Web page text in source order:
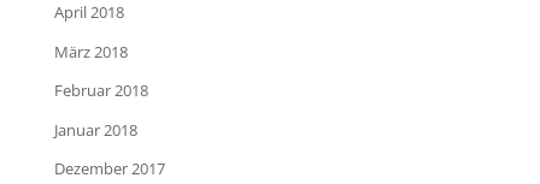
April 2018
März 2018
Februar 2018
Januar 2018
Dezember 2017